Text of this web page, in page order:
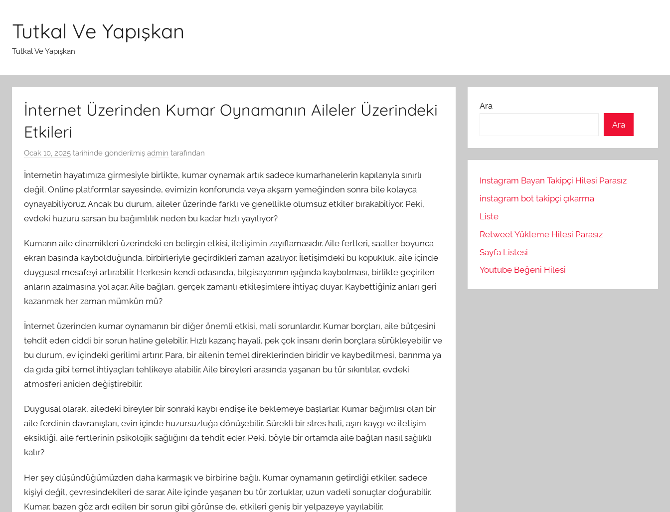
Tutkal Ve Yapışkan
Tutkal Ve Yapışkan
İnternet Üzerinden Kumar Oynamanın Aileler Üzerindeki
Etkileri
Ocak 10, 2025 tarihinde gönderilmiş admin tarafından
İnternetin hayatımıza girmesiyle birlikte, kumar oynamak artık sadece kumarhanelerin kapılarıyla sınırlı
değil. Online platformlar sayesinde, evimizin konforunda veya akşam yemeğinden sonra bile kolayca
oynayabiliyoruz. Ancak bu durum, aileler üzerinde farklı ve genellikle olumsuz etkiler bırakabiliyor. Peki,
evdeki huzuru sarsan bu bağımlılık neden bu kadar hızlı yayılıyor?
Kumarın aile dinamikleri üzerindeki en belirgin etkisi, iletişimin zayıflamasıdır. Aile fertleri, saatler boyunca
ekran başında kaybolduğunda, birbirleriyle geçirdikleri zaman azalıyor. İletişimdeki bu kopukluk, aile içinde
duygusal mesafeyi artırabilir. Herkesin kendi odasında, bilgisayarının ışığında kaybolması, birlikte geçirilen
anların azalmasına yol açar. Aile bağları, gerçek zamanlı etkileşimlere ihtiyaç duyar. Kaybettiğiniz anları geri
kazanmak her zaman mümkün mü?
İnternet üzerinden kumar oynamanın bir diğer önemli etkisi, mali sorunlardır. Kumar borçları, aile bütçesini
tehdit eden ciddi bir sorun haline gelebilir. Hızlı kazanç hayali, pek çok insanı derin borçlara sürükleyebilir ve
bu durum, ev içindeki gerilimi artırır. Para, bir ailenin temel direklerinden biridir ve kaybedilmesi, barınma ya
da gıda gibi temel ihtiyaçları tehlikeye atabilir. Aile bireyleri arasında yaşanan bu tür sıkıntılar, evdeki
atmosferi aniden değiştirebilir.
Duygusal olarak, ailedeki bireyler bir sonraki kaybı endişe ile beklemeye başlarlar. Kumar bağımlısı olan bir
aile ferdinin davranışları, evin içinde huzursuzluğa dönüşebilir. Sürekli bir stres hali, aşırı kaygı ve iletişim
eksikliği, aile fertlerinin psikolojik sağlığını da tehdit eder. Peki, böyle bir ortamda aile bağları nasıl sağlıklı
kalır?
Her şey düşündüğümüzden daha karmaşık ve birbirine bağlı. Kumar oynamanın getirdiği etkiler, sadece
kişiyi değil, çevresindekileri de sarar. Aile içinde yaşanan bu tür zorluklar, uzun vadeli sonuçlar doğurabilir.
Kumar, bazen göz ardı edilen bir sorun gibi görünse de, etkileri geniş bir yelpazeye yayılabilir.
Ara
Ara
Instagram Bayan Takipçi Hilesi Parasız
instagram bot takipçi çıkarma
Liste
Retweet Yükleme Hilesi Parasız
Sayfa Listesi
Youtube Beğeni Hilesi